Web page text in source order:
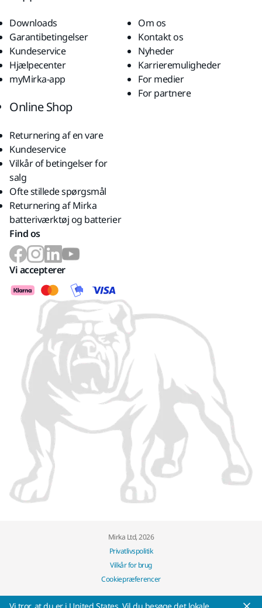
Downloads
Garantibetingelser
Kundeservice
Hjælpecenter
myMirka-app
Om os
Kontakt os
Nyheder
Karrieremuligheder
For medier
For partnere
Online Shop
Returnering af en vare
Kundeservice
Vilkår of betingelser for
salg
Ofte stillede spørgsmål
Returnering af Mirka
batteriværktøj og batterier
Find os
Vi accepterer
Mirka Ltd, 2026
Privatlivspolitik
Vilkår for brug
Cookiepræferencer
Vi tror, at ​​du er i United States. Vil du besøge det lokale